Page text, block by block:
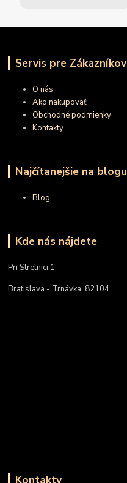
Servis pre Zákazníkov
O nás
Ako nakupovať
Obchodné podmienky
Kontakty
Najčítanejšie na blogu
Blog
Kde nás nájdete
Pri Strelnici 1
Bratislava - Trnávka, 82104
Kontakty